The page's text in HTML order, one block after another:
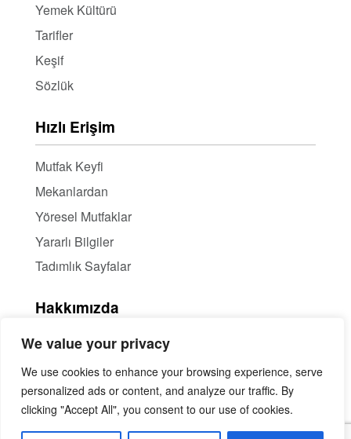
We value your privacy
We use cookies to enhance your browsing experience, serve
personalized ads or content, and analyze our traffic. By
clicking "Accept All", you consent to our use of cookies.
Yemek Kültürü
Tarifler
Keşif
Sözlük
Hızlı Erişim
Mutfak Keyfi
Mekanlardan
Yöresel Mutfaklar
Yararlı Bilgiler
Tadımlık Sayfalar
Hakkımızda
Hakkımızda
Haber Bülteni / RSS
İçerik Ortaklığı
Mekan Tanıtımı